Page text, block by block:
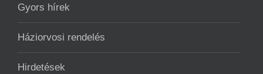
Gyors hírek
Háziorvosi rendelés
Hirdetések